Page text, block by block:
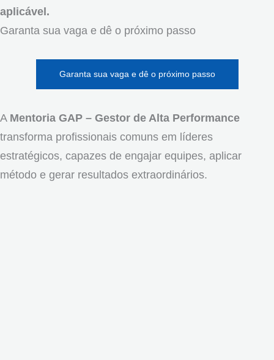
aplicável.
Garanta sua vaga e dê o próximo passo
Garanta sua vaga e dê o próximo passo
A Mentoria GAP – Gestor de Alta Performance
transforma profissionais comuns em líderes
estratégicos, capazes de engajar equipes, aplicar
método e gerar resultados extraordinários.